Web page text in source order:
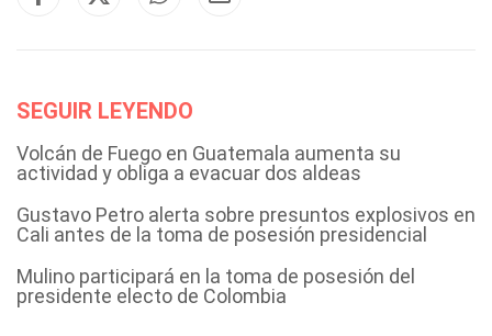
SEGUIR LEYENDO
Volcán de Fuego en Guatemala aumenta su
actividad y obliga a evacuar dos aldeas
Gustavo Petro alerta sobre presuntos explosivos en
Cali antes de la toma de posesión presidencial
Mulino participará en la toma de posesión del
presidente electo de Colombia